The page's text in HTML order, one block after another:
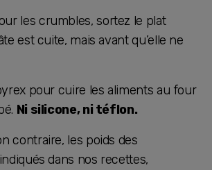
les crumbles, sortez le plat
est cuite, mais avant qu’elle ne
pour cuire les aliments au four
Ni silicone, ni téflon.
contraire, les poids des
dans nos recettes,